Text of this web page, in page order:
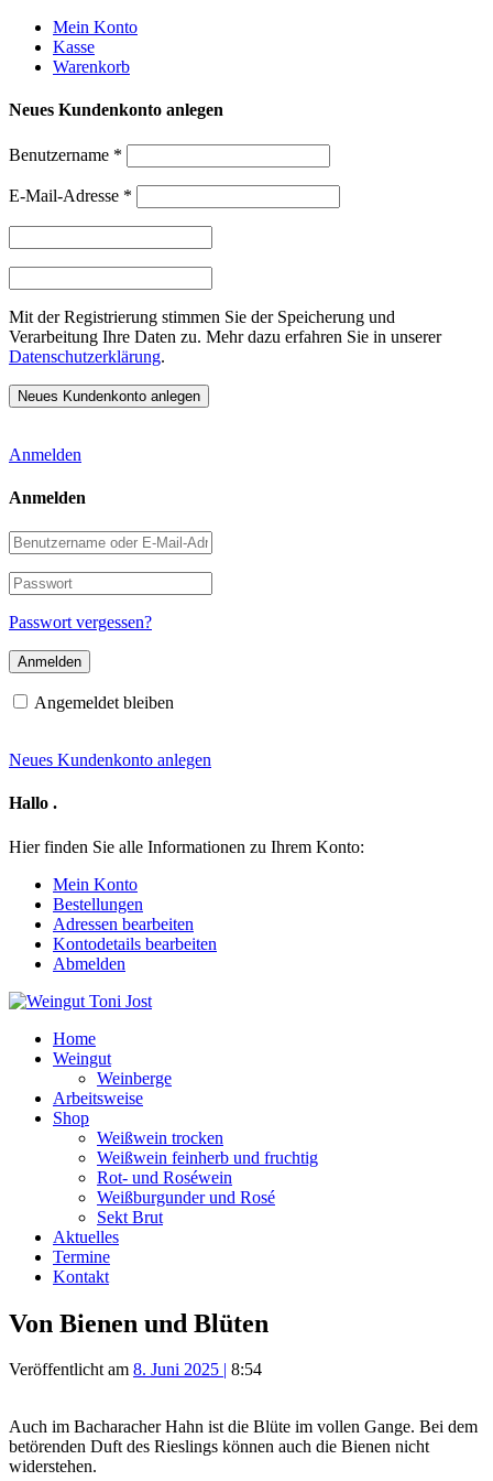
Weiter
zum
Inhalt
Mein Konto
Kasse
Warenkorb
Neues Kundenkonto anlegen
Benutzername *
E-Mail-Adresse *
Mit der Registrierung stimmen Sie der Speicherung und
Verarbeitung Ihre Daten zu. Mehr dazu erfahren Sie in unserer
Datenschutzerklärung.
Anmelden
Anmelden
Benutzername
oder
E-
Mail-
Adresse
Passwort
Passwort vergessen?
Angemeldet bleiben
Neues Kundenkonto anlegen
Hallo .
Hier finden Sie alle Informationen zu Ihrem Konto:
Mein Konto
Bestellungen
Adressen bearbeiten
Kontodetails bearbeiten
Abmelden
Home
Weingut
Weinberge
Arbeitsweise
Shop
Weißwein trocken
Weißwein feinherb und fruchtig
Rot- und Roséwein
Weißburgunder und Rosé
Sekt Brut
Aktuelles
Termine
Kontakt
Von Bienen und Blüten
Veröffentlicht am 8. Juni 2025 | 8:54
Auch im Bacharacher Hahn ist die Blüte im vollen Gange. Bei dem
betörenden Duft des Rieslings können auch die Bienen nicht
widerstehen.